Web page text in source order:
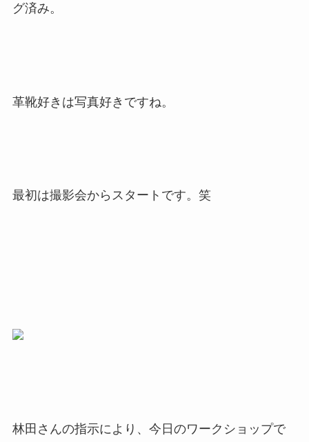
グ済み。
革靴好きは写真好きですね。
最初は撮影会からスタートです。笑
林田さんの指示により、今日のワークショップで